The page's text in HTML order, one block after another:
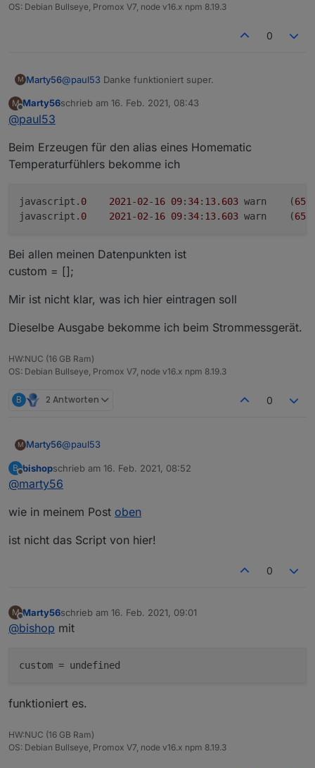
rückgängig zu machen!
OS: Debian Bullseye, Promox V7, node v16.x npm 8.19.3
0
M Marty56@paul53 Danke funktioniert super.
M
Offline
Marty56schrieb am 16. Feb. 2021, 08:43
zuletzt editiert von
@paul53
Beim Erzeugen für den alias eines Homematic
Temperaturfühlers bekomme ich
javascript. 0 2021 -02-16 09: 34: 13.603
	warn	(
javascript. 0 2021 -02-16 09: 34: 13.603
	warn	(
Bei allen meinen Datenpunkten ist
custom = [];
Mir ist nicht klar, was ich hier eintragen soll
Dieselbe Ausgabe bekomme ich beim Strommessgerät.
HW:NUC (16 GB Ram)
OS: Debian Bullseye, Promox V7, node v16.x npm 8.19.3
B 2 Antworten 0
M Marty56@paul53
Beim Erzeugen für den alias eines Homematic
Temperaturfühlers bekomme ich
custom = [];
Mir ist nicht klar, was ich hier eintragen soll
B
Offline
bishopschrieb am 16. Feb. 2021, 08:52
zuletzt editiert von
@marty56
wie in meinem Post oben
ist nicht das Script von hier!
0
M
Offline
Marty56schrieb am 16. Feb. 2021, 09:01
zuletzt editiert von
@bishop mit
custom
funktioniert es.
HW:NUC (16 GB Ram)
OS: Debian Bullseye, Promox V7, node v16.x npm 8.19.3